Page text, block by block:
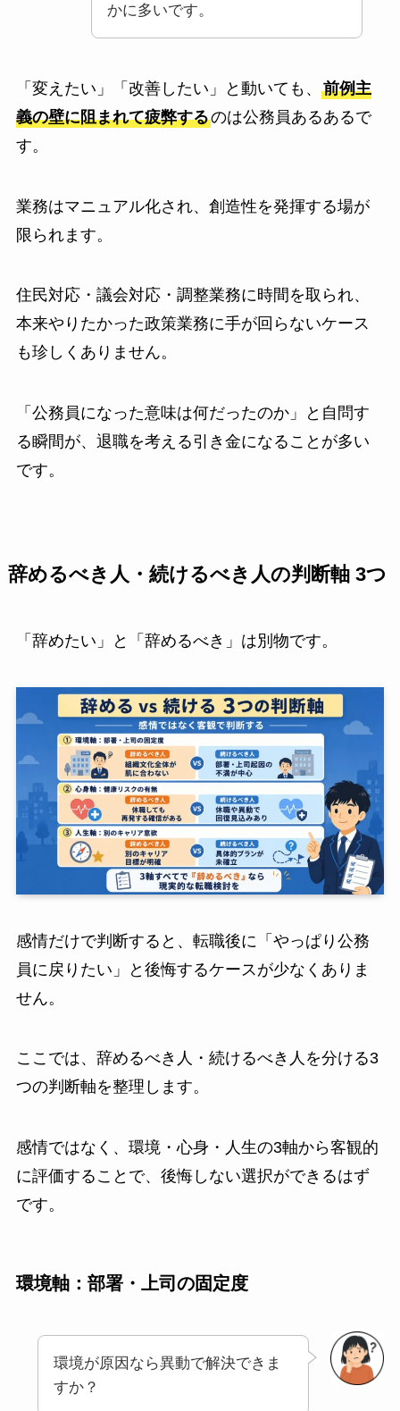
かに多いです。
「変えたい」「改善したい」と動いても、 前例主
義の壁に阻まれて疲弊するのは公務員あるあるで
す。
業務はマニュアル化され、創造性を発揮する場が
限られます。
住民対応・議会対応・調整業務に時間を取られ、
本来やりたかった政策業務に手が回らないケース
も珍しくありません。
「公務員になった意味は何だったのか」と自問す
る瞬間が、退職を考える引き金になることが多い
です。
辞めるべき人・続けるべき人の判断軸 3つ
「辞めたい」と「辞めるべき」は別物です。
感情だけで判断すると、転職後に「やっぱり公務
員に戻りたい」と後悔するケースが少なくありま
せん。
ここでは、辞めるべき人・続けるべき人を分ける3
つの判断軸を整理します。
感情ではなく、環境・心身・人生の3軸から客観的
に評価することで、後悔しない選択ができるはず
です。
環境軸：部署・上司の固定度
環境が原因なら異動で解決できま
すか？